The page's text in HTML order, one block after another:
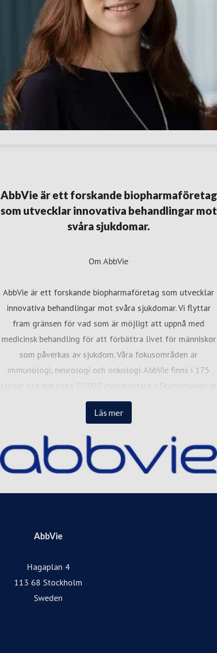
395 373
AbbVie är ett forskande biopharmaföretag
som utvecklar innovativa behandlingar mot
svåra sjukdomar.
Läs mer
Om AbbVie
AbbVie är ett forskande biopharmaföretag som utvecklar
innovativa behandlingar mot svåra sjukdomar. Vi flyttar
fram gränsen för vad som är möjligt att uppnå med
medicinsk behandling för att förbättra livet för människor
som påverkas av sjukdom. Våra fokusområden är
immunologi, neurologi och onkologi. AbbVie finns i 175
vi cirka 300 medarbetare med kontor i Stockholm, Oslo
och Köpenhamn. I alla tre länder placerar vi oss på Great
Besök gärna vår hemsida: abbvie.se, Facebook
@AbbVieSverige, och Instagram.
AbbVie
Hagaplan 4
113 68 Stockholm
Sweden